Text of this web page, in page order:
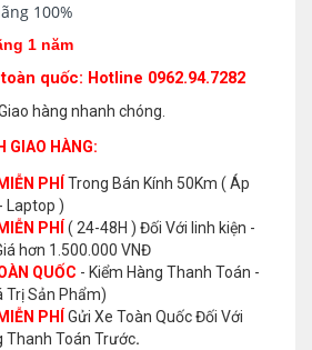
100%
1 năm
quốc: Hotline 0962.94.7282
hàng nhanh chóng.
GIAO HÀNG:
PHÍ
Trong Bán Kính 50Km ( Áp
Laptop )
PHÍ
( 24-48H ) Đối Với linh kiện -
hơn 1.500.000 VNĐ
QUỐC - Kiểm Hàng Thanh Toán -
Trị Sản Phẩm)
PHÍ
Gửi Xe Toàn Quốc Đối Với
Thanh Toán Trước.